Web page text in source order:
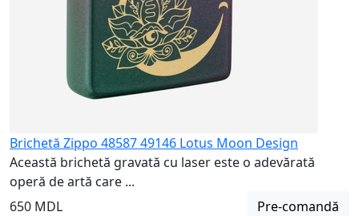
Brichetă Zippo 48587 49146 Lotus Moon Design
Această brichetă gravată cu laser este o adevărată
operă de artă care ...
650 MDL
Pre-comandă